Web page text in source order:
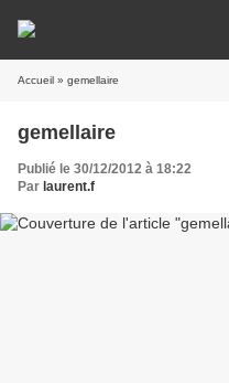
Accueil » gemellaire
gemellaire
Publié le 30/12/2012 à 18:22
Par laurent.f